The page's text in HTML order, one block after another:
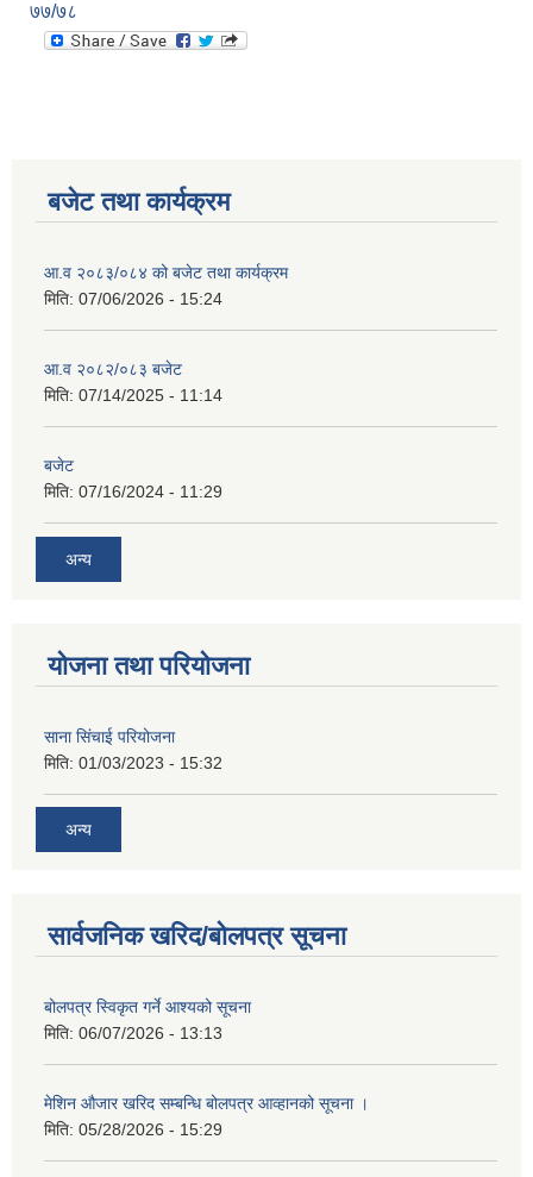
७७/७८
बजेट तथा कार्यक्रम
आ.व २०८३/०८४ को बजेट तथा कार्यक्रम
मिति: 07/06/2026 - 15:24
आ.व २०८२/०८३ बजेट
मिति: 07/14/2025 - 11:14
बजेट
मिति: 07/16/2024 - 11:29
अन्य
योजना तथा परियोजना
साना सिंचाई परियोजना
मिति: 01/03/2023 - 15:32
अन्य
सार्वजनिक खरिद/बोलपत्र सूचना
बोलपत्र स्विकृत गर्ने आश्यको सूचना
मिति: 06/07/2026 - 13:13
मेशिन औजार खरिद सम्बन्धि बोलपत्र आव्हानको सूचना ।
मिति: 05/28/2026 - 15:29